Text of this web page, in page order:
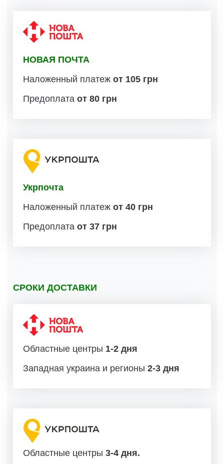
НОВАЯ ПОЧТА
Наложенный платеж от 105 грн
Предоплата от 80 грн
Укрпочта
Наложенный платеж от 40 грн
Предоплата от 37 грн
СРОКИ ДОСТАВКИ
Областные центры 1-2 дня
Западная украина и регионы 2-3 дня
Областные центры 3-4 дня.